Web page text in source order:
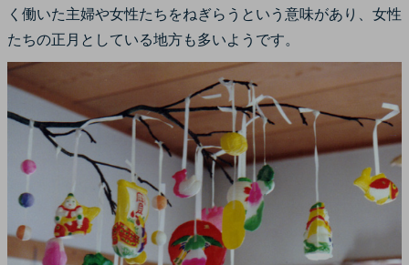
く働いた主婦や女性たちをねぎらうという意味があり、女性
たちの正月としている地方も多いようです。